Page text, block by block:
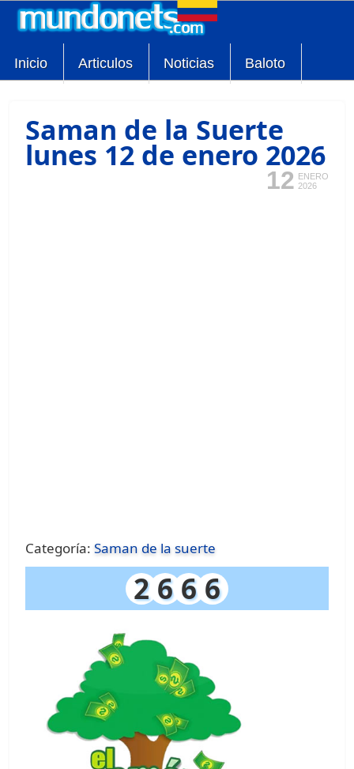
Inicio Articulos Noticias Baloto
Saman de la Suerte
lunes 12 de enero 2026
12 ENERO
2026
Categoría:Saman de la suerte
2 6 6 6